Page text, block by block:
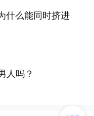
什么能同时挤进
人吗？